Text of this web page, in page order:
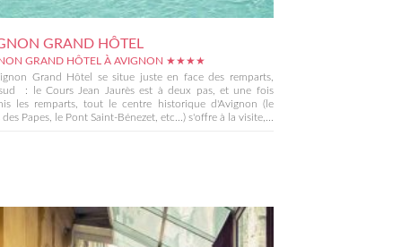
GRAND HÔTEL
GRAND HÔTEL À AVIGNON ★★★★
Grand Hôtel se situe juste en face des remparts,
: le Cours Jean Jaurès est à deux pas, et une fois
les remparts, tout le centre historique d'Avignon (le
des Papes, le Pont Saint-Bénezet, etc...) s'offre à la visite,...